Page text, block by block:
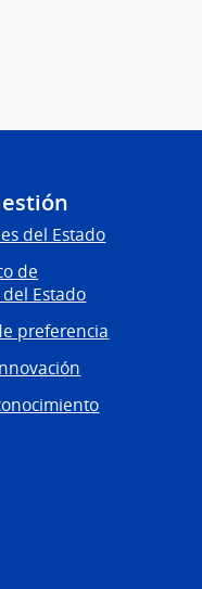
del Estado
de
Estado
preferencia